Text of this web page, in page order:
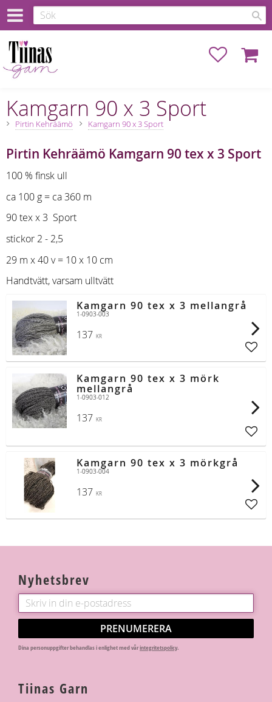
Favoriter
Kamgarn 90 x 3 Sport
Pirtin Kehräämö Kamgarn 90 x 3 Sport
Pirtin Kehräämö Kamgarn 90 tex x 3 Sport
100 % finsk ull
ca 100 g = ca 360 m
90 tex x 3 Sport
stickor 2 - 2,5
29 m x 40 v = 10 x 10 cm
Handtvätt, varsam ulltvätt
Kamgarn 90 tex x 3 mellangrå
1-0903-003
137 KR
Kamgarn 90 tex x 3 mörk
mellangrå
1-0903-012
137 KR
Kamgarn 90 tex x 3 mörkgrå
1-0903-004
137 KR
Nyhetsbrev
PRENUMERERA
Dina personuppgifter behandlas i enlighet med vårintegritetspolicy.
Tiinas Garn